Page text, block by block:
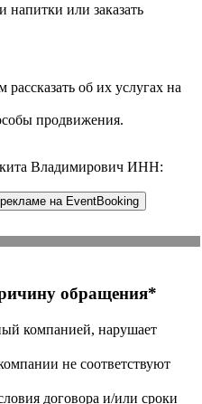
или заказать
об их услугах на
продвижения.
Владимирович ИНН:
на EventBooking
обращения*
компанией, нарушает
не соответствуют
договора и/или сроки